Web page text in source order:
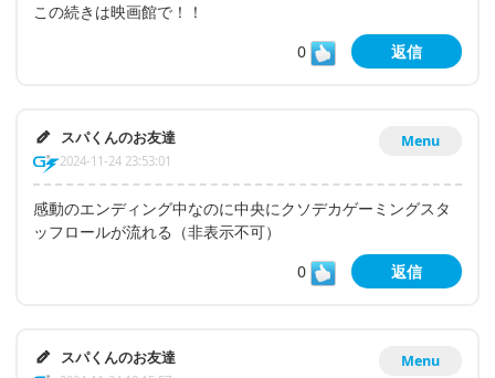
この続きは映画館で！！
0
返信
Menu
スパくんのお友達
2024-11-24 23:53:01
感動のエンディング中なのに中央にクソデカゲーミングスタ
ッフロールが流れる（非表示不可）
0
返信
Menu
スパくんのお友達